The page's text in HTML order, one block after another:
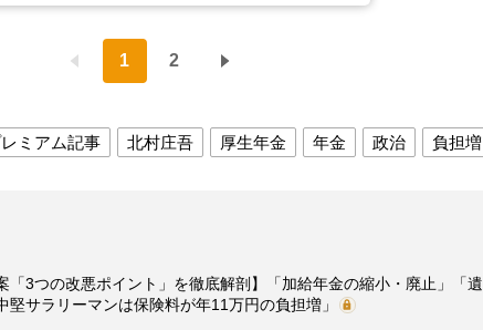
1 2
ミアム記事 北村庄吾 厚生年金 年金 政治 負担増
「3つの改悪ポイント」を徹底解剖】「加給年金の縮小・廃止」「遺
サラリーマンは保険料が年11万円の負担増」